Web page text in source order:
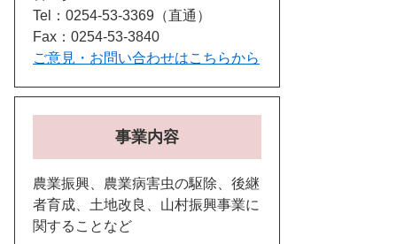
Tel：0254-53-3369
直通
Fax：0254-53-3840
ご意見・お問い合わせはこちらから
事業内容
農業振興、農業病害虫の駆除、後継
者育成、土地改良、山村振興事業に
関することなど